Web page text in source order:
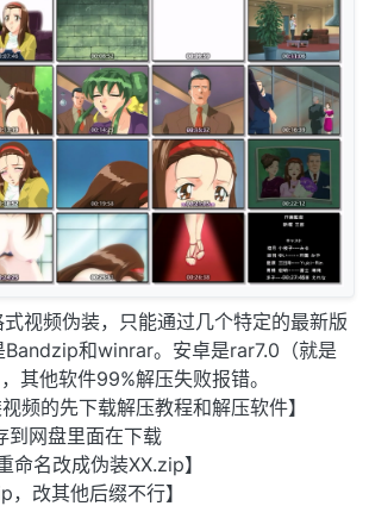
视频伪装，只能通过几个特定的最新版
和winrar。安卓是rar7.0（就是
其他软件99%解压失败报错。
频的先下载解压教程和解压软件】
网盘里面在下载
命名改成伪装XX.zip】
，改其他后缀不行】